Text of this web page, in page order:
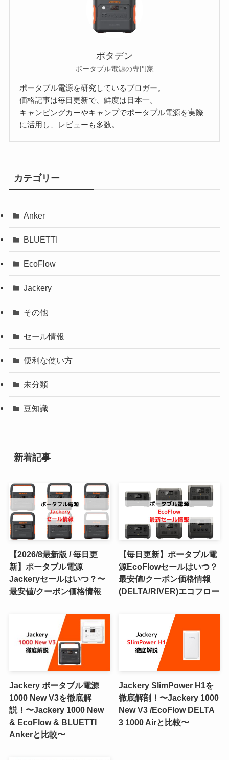
ポタデン
ポータブル電源の専門家
ポータブル電源を研究しているブロガー。
価格記事は毎日更新で、鮮度は日本一。
キャンピングカーやキャンプでポータブル電源を実際
に活用し、レビューも多数。
カテゴリー
Anker
BLUETTI
EcoFlow
Jackery
その他
セール情報
便利な使い方
未分類
豆知識
新着記事
【2026/8最新版 / 毎日更
新】ポータブル電源
Jackeryセールはいつ？〜
最安値/クーポン価格情報
【毎日更新】ポータブル電
源EcoFlowセールはいつ？
最安値/クーポン価格情報
(DELTA/RIVER)エコフロー
Jackery ポータブル電源
1000 New V3を徹底解
説！〜Jackery 1000 New
& EcoFlow & BLUETTI
Ankerと比較〜
Jackery SlimPower H1を
徹底解剖！〜Jackery 1000
New V3 /EcoFlow DELTA
3 1000 Airと比較〜